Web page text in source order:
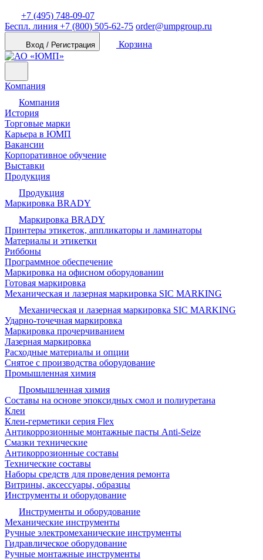
+7 (495) 748-09-07
Беспл. линия +7 (800) 505-62-75 order@umpgroup.ru
Вход / Регистрация Корзина
Компания
Компания
История
Торговые марки
Карьера в ЮМП
Вакансии
Корпоративное обучение
Выставки
Продукция
Продукция
Маркировка BRADY
Маркировка BRADY
Принтеры этикеток, аппликаторы и ламинаторы
Материалы и этикетки
Риббоны
Программное обеспечение
Маркировка на офисном оборудовании
Готовая маркировка
Механическая и лазерная маркировка SIC MARKING
Механическая и лазерная маркировка SIC MARKING
Ударно-точечная маркировка
Маркировка прочерчиванием
Лазерная маркировка
Расходные материалы и опции
Снятое с производства оборудование
Промышленная химия
Промышленная химия
Составы на основе эпоксидных смол и полиуретана
Клеи
Клеи-герметики серия Flex
Антикоррозионные монтажные пасты Anti-Seize
Смазки технические
Антикоррозионные составы
Технические составы
Наборы средств для проведения ремонта
Витрины, аксессуары, образцы
Инструменты и оборудование
Инструменты и оборудование
Механические инструменты
Ручные электромеханические инструменты
Гидравлическое оборудование
Ручные монтажные инструменты